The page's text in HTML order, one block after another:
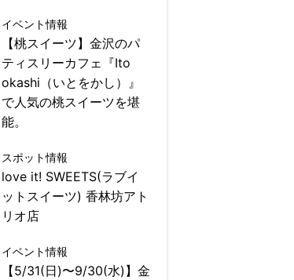
イベント情報
【桃スイーツ】金沢のパ
ティスリーカフェ『Ito
okashi（いとをかし）』
で人気の桃スイーツを堪
能。
スポット情報
love it! SWEETS(ラブイ
ットスイーツ) 香林坊アト
リオ店
イベント情報
【5/31(日)〜9/30(水)】金